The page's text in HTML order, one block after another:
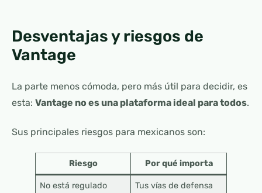
Desventajas y riesgos de
Vantage
La parte menos cómoda, pero más útil para decidir, es
esta: Vantage no es una plataforma ideal para todos.
Sus principales riesgos para mexicanos son:
Riesgo Por qué importa
No está regulado
Tus vías de defensa